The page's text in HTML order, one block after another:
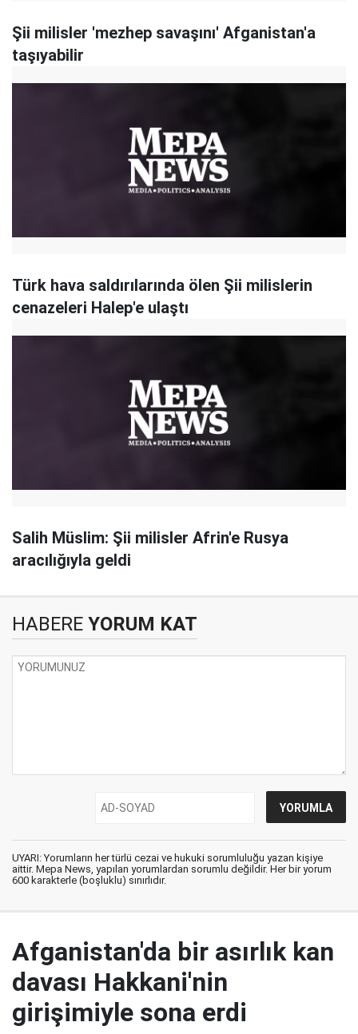
Şii milisler 'mezhep savaşını' Afganistan'a
taşıyabilir
Türk hava saldırılarında ölen Şii milislerin
cenazeleri Halep'e ulaştı
Salih Müslim: Şii milisler Afrin'e Rusya
aracılığıyla geldi
HABERE YORUM KAT
UYARI: Yorumların her türlü cezai ve hukuki sorumluluğu yazan kişiye
aittir. Mepa News, yapılan yorumlardan sorumlu değildir. Her bir yorum
600 karakterle (boşluklu) sınırlıdır.
Afganistan'da bir asırlık kan
davası Hakkani'nin
girişimiyle sona erdi